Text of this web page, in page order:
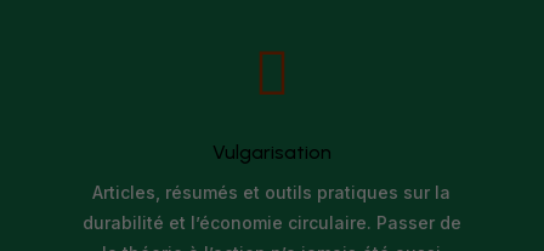

Vulgarisation
Articles, résumés et outils pratiques sur la
durabilité et l’économie circulaire. Passer de